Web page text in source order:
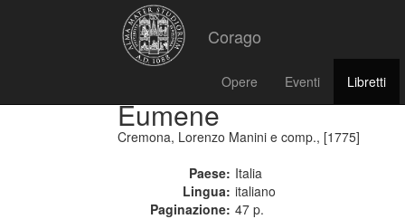
Corago
Opere Eventi Libretti
Eumene
Cremona, Lorenzo Manini e comp., [1775]
Paese: Italia
Lingua: italiano
Paginazione: 47 p.